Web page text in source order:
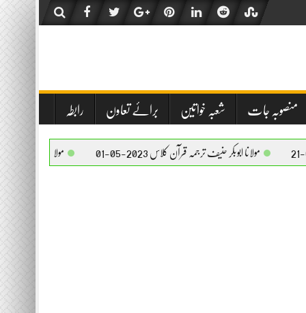
منصوبہ جات شعبہ خواتین برائے تعاون رابطہ
ابوبکر حنیف ترجمہ قرآن کلاس 2023-05-01 مولانا ابوبکر حنیف ترجمہ قرآن کلاس 2023-05-01